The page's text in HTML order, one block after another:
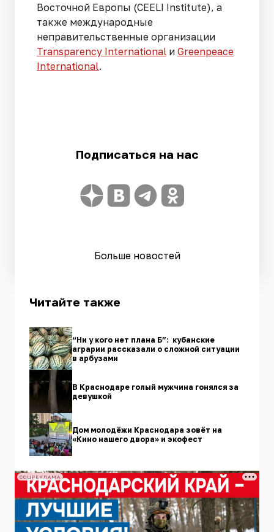
Восточной Европы (CEELI Institute), а
также международные
неправительственные организации
Transparеncy International и Greenpeace
International.
Подписаться на нас
Больше новостей
Читайте также
“Ни у кого нет плана Б”: кубанские
аграрии рассказали о сложной ситуации
в арбузами
В Краснодаре голый мужчина гонялся за
девушкой
Дом молодёжи Краснодара зовёт на
«Кино нашего двора» и экофест
СОЦРЕКЛАМА